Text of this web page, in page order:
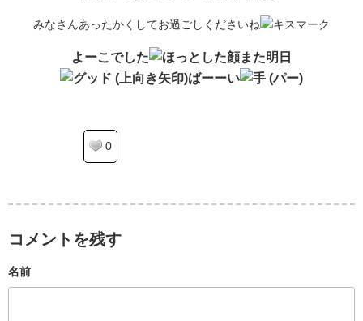
みなさんあったかくしてお過ごしくださいね
よーこでした
また明日
ばーーい
0
コメントを残す
名前